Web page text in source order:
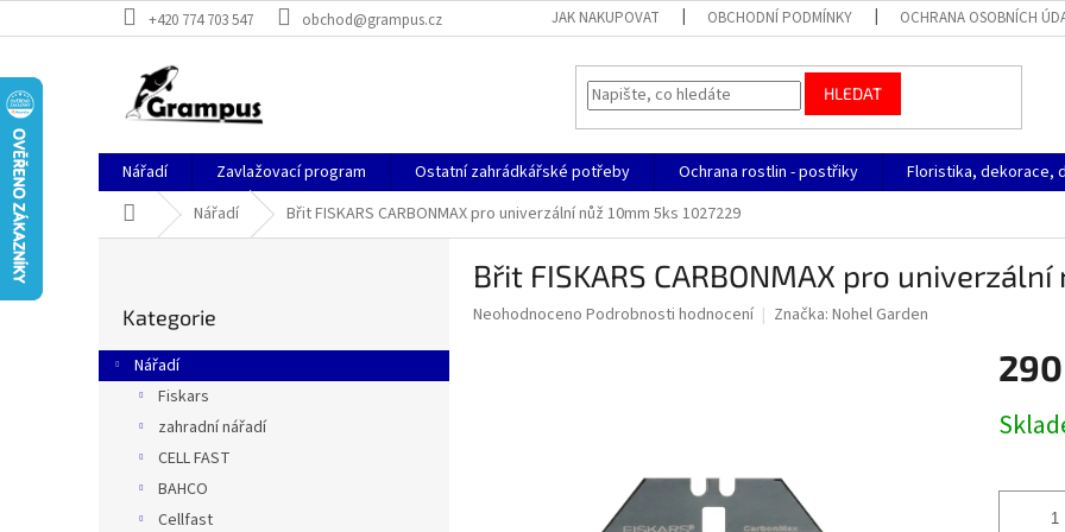
na
+420 774 703 547 obchod@grampus.cz JAK NAKUPOVAT OBCHODNÍ PODMÍNKY OCHRANA OSOBNÍCH
HLEDAT
Nářadí Zavlažovací program Ostatní zahrádkářské potřeby Ochrana rostlin - postřiky Floristika, dekorace,
Domů Nářadí Břit FISKARS CARBONMAX pro univerzální nůž 10mm 5ks 1027229
r
a
kategorie
Kategorie
Nářadí
Fiskars
zahradní nářadí
CELL FAST
BAHCO
Cellfast
Břit FISKARS CARBONMAX pro
Průměrné
Neohodnoceno Podrobnosti hodnocení Značka: Nohel Garden
cena: